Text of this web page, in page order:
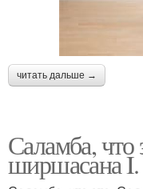
читать дальше →
Саламба, что
ширшасана I.